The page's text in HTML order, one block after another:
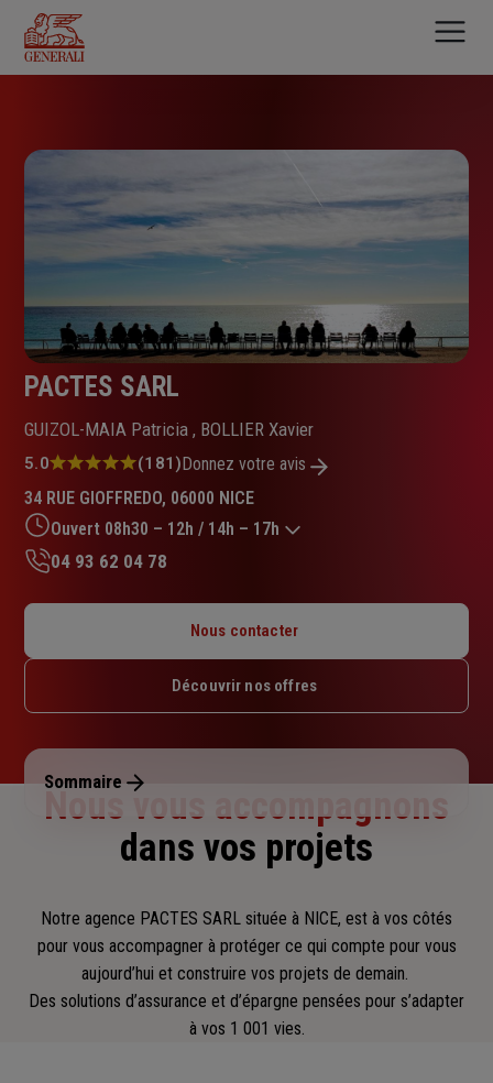
contenu
principal
PACTES SARL
GUIZOL-MAIA Patricia , BOLLIER Xavier
Note
5.0
sur
5
étoiles
5.0 (181)Donnez votre avis
34 RUE GIOFFREDO, 06000 NICE
Ouvert 08h30 – 12h / 14h – 17h
Mardi : 08h30 – 12h / 14h – 17h30
Jeudi : 08h30 – 12h / 14h – 17h30
Dimanche : Fermé
04 93 62 04 78
Nous contacter
Découvrir nos offres
Sommaire
Nous vous accompagnons
dans vos projets
Notre agence PACTES SARL située à NICE, est à vos côtés
pour vous accompagner à protéger ce qui compte pour vous
aujourd’hui et construire vos projets de demain.
Des solutions d’assurance et d’épargne pensées pour s’adapter
à vos 1 001 vies.